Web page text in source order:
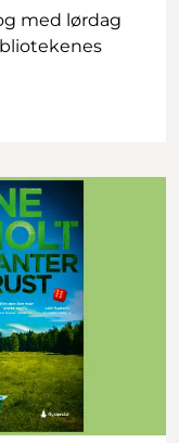
med lørdag